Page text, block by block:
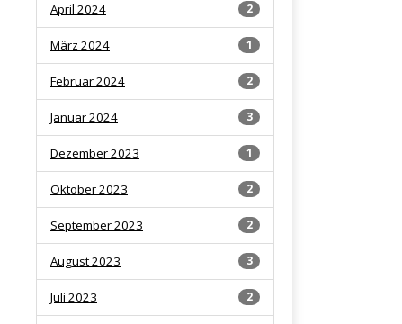
2
April 2024
1
März 2024
2
Februar 2024
3
Januar 2024
1
Dezember 2023
2
Oktober 2023
2
September 2023
3
August 2023
2
Juli 2023